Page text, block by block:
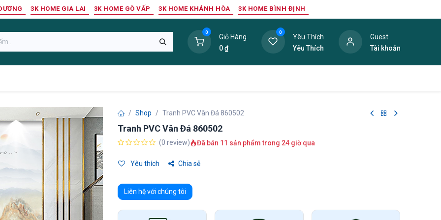
3K HOME GIA LAI 3K HOME GÒ VẤP 3K HOME KHÁNH HÒA 3K HOME BÌNH ĐỊNH
0
Giỏ Hàng
0₫
0
Yêu Thích
Yêu Thích
Guest
Tài khoản
Shop Tranh PVC Vân Đá 860502
Tranh PVC Vân Đá 860502
(0 review) Đã bán 11 sản phẩm trong 24 giờ qua
Yêu thích Chia sẻ
Liên hệ với chúng tôi